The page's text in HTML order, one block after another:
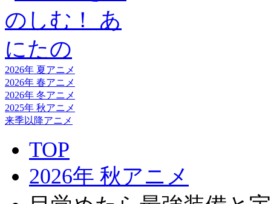
2026年 夏アニメ
2026年 春アニメ
2026年 冬アニメ
2025年 秋アニメ
来季以降アニメ
TOP
2026年 秋アニメ